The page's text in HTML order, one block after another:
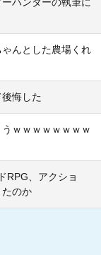
ゃんとした農場くれ
悔した
ｗｗｗｗｗｗｗｗ
RPG、アクショ
たのか